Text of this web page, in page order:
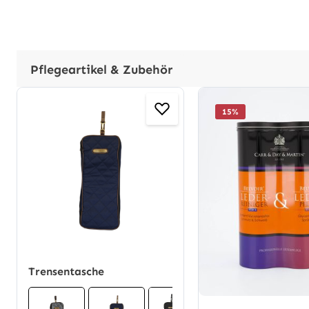
Pflegeartikel & Zubehör
Produktgalerie überspringen
Trensentasche
15%